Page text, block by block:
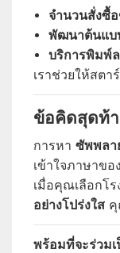
จำนวนสั่งซื้
พัฒนาต้นแบ
บริการพิมพ์
เราช่วยให้สตา
ข้อคิดสุดท้า
การหา ซัพพลา
เข้าใจภาษาข
เมื่อคุณเลือกโ
อย่างโปร่งใสคุ
พร้อมที่จะร่วม